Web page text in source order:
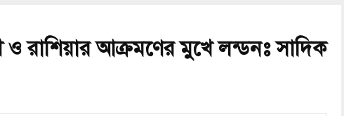
ও রাশিয়ার আক্রমণের মুখে লন্ডনঃ সাদিক